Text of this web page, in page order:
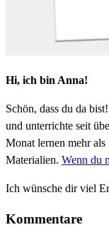
Hi, ich bin Anna!
Schön, dass du da
und unterrichte seit
Monat lernen mehr
Materialien. Wenn du
Ich wünsche dir viel
Kommentare